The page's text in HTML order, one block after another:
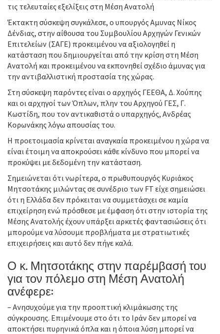
τις τελευταίες εξελίξεις στη Μέση Ανατολή
Έκτακτη σύσκεψη συγκάλεσε, ο υπουργός Αμυνας Νίκος
Δένδιας, στην αίθουσα του Συμβουλίου Αρχηγών Γενικών
Επιτελείων (ΣΑΓΕ) προκειμένου να αξιολογηθεί η
κατάσταση που δημιουργείται από την κρίση στη Μέση
Ανατολή και προκειμένου να εκπονηθεί σχέδιο άμυνας για
την αντιβαλλιστική προστασία της χώρας.
Στη σύσκεψη παρόντες είναι ο αρχηγός ΓΕΕΘΑ, Δ. Χούπης
και οι αρχηγοί των Όπλων, πλην του Αρχηγού ΓΕΣ, Γ.
Κωστίδη, που τον αντικαθιστά ο υπαρχηγός, Ανδρέας
Κορωνάκης λόγω απουσίας του.
Η προετοιμασία κρίνεται αναγκαία προκειμένου η χώρα να
είναι έτοιμη να αποκρούσει κάθε κίνδυνο που μπορεί να
προκύψει με δεδομένη την κατάσταση.
Σημειώνεται ότι νωρίτερα, ο πρωθυπουργός Κυριάκος
Μητσοτάκης μιλώντας σε συνέδριο των FT είχε σημειώσει
ότι η Ελλάδα δεν πρόκειται να συμμετάσχει σε καμία
επιχείρηση ενώ πρόσθεσε με έμφαση ότι στην ιστορία της
Μέσης Ανατολής έχουν υπάρξει αρκετές φαντασιώσεις ότι
μπορούμε να λύσουμε προβλήματα με στρατιωτικές
επιχειρήσεις και αυτό δεν πήγε καλά.
Ο κ. Μητσοτάκης στην παρέμβασή του
για τον πόλεμο στη Μέση Ανατολή
ανέφερε:
– Ανησυχούμε για την προοπτική κλιμάκωσης της
σύγκρουσης. Επιμένουμε στο ότι το Ιράν δεν μπορεί να
αποκτήσει πυρηνικά όπλα και η όποια λύση μπορεί να